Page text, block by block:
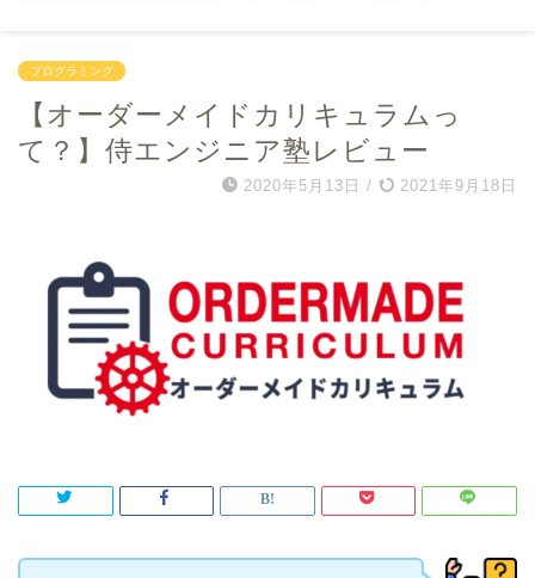
プログラミング
【オーダーメイドカリキュラムっ
て？】侍エンジニア塾レビュー
2020年5月13日 / 2021年9月18日